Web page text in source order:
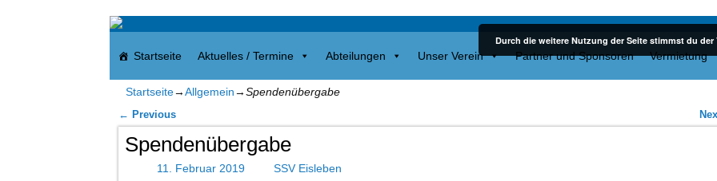
Startseite Aktuelles / Termine Abteilungen Unser Verein Partner und Sponsoren Vermietung
Startseite→Allgemein→Spendenübergabe
Artikelnavigation
← Previous
Spendenübergabe
11. Februar 2019 SSV Eisleben
Durch die weitere Nutzung der Seite stimmst du